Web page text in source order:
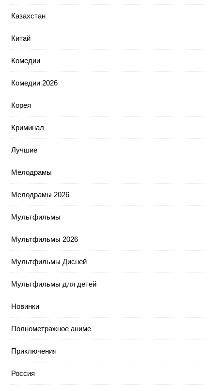
Казахстан
Китай
Комедии
Комедии 2026
Корея
Криминал
Лучшие
Мелодрамы
Мелодрамы 2026
Мультфильмы
Мультфильмы 2026
Мультфильмы Дисней
Мультфильмы для детей
Новинки
Полнометражное аниме
Приключения
Россия